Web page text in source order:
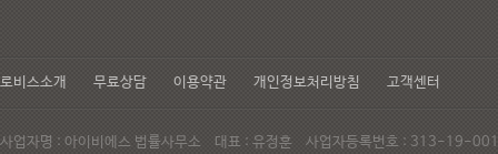
로비스소개 무료상담 이용약관 개인정보처리방침 고객센터
사업자명 : 아이비에스 법률사무소 대표 : 유정훈 사업자등록번호 : 313-19-